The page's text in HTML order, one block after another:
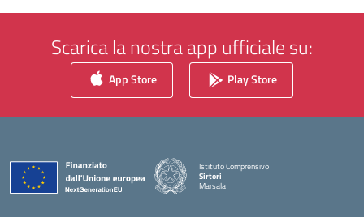
Scarica la nostra app ufficiale su:
App Store Play Store
Istituto Comprensivo
Sirtori
Marsala